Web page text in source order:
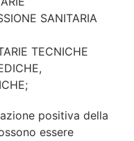
SANITARIA
TECNICHE
positiva della
essere